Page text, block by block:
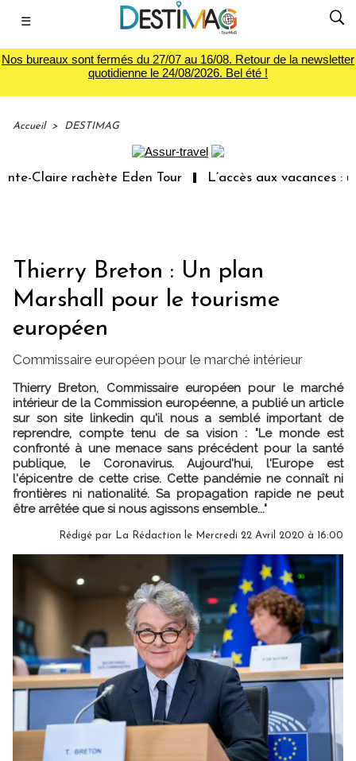
☰
Nos bureaux sont fermés du 27/07 au 16/08. Retour de la newsletter
quotidienne le 24/08/2026. Bel été !
Accueil > DESTIMAG
Claire rachète Eden Tour L’accès aux vacances :
Thierry Breton : Un plan
Marshall pour le tourisme
européen
Commissaire européen pour le marché intérieur
Thierry Breton, Commissaire européen pour le marché
intérieur de la Commission européenne, a publié un article
sur son site linkedin qu'il nous a semblé important de
reprendre, compte tenu de sa vision : "Le monde est
confronté à une menace sans précédent pour la santé
publique, le Coronavirus. Aujourd'hui, l'Europe est
l'épicentre de cette crise. Cette pandémie ne connaît ni
frontières ni nationalité. Sa propagation rapide ne peut
être arrêtée que si nous agissons ensemble..."
Rédigé par La Rédaction le Mercredi 22 Avril 2020 à 16:00